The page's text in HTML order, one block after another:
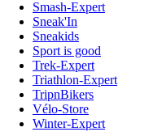
Smash-Expert
Sneak'In
Sneakids
Sport is good
Trek-Expert
Triathlon-Expert
TripnBikers
Vélo-Store
Winter-Expert